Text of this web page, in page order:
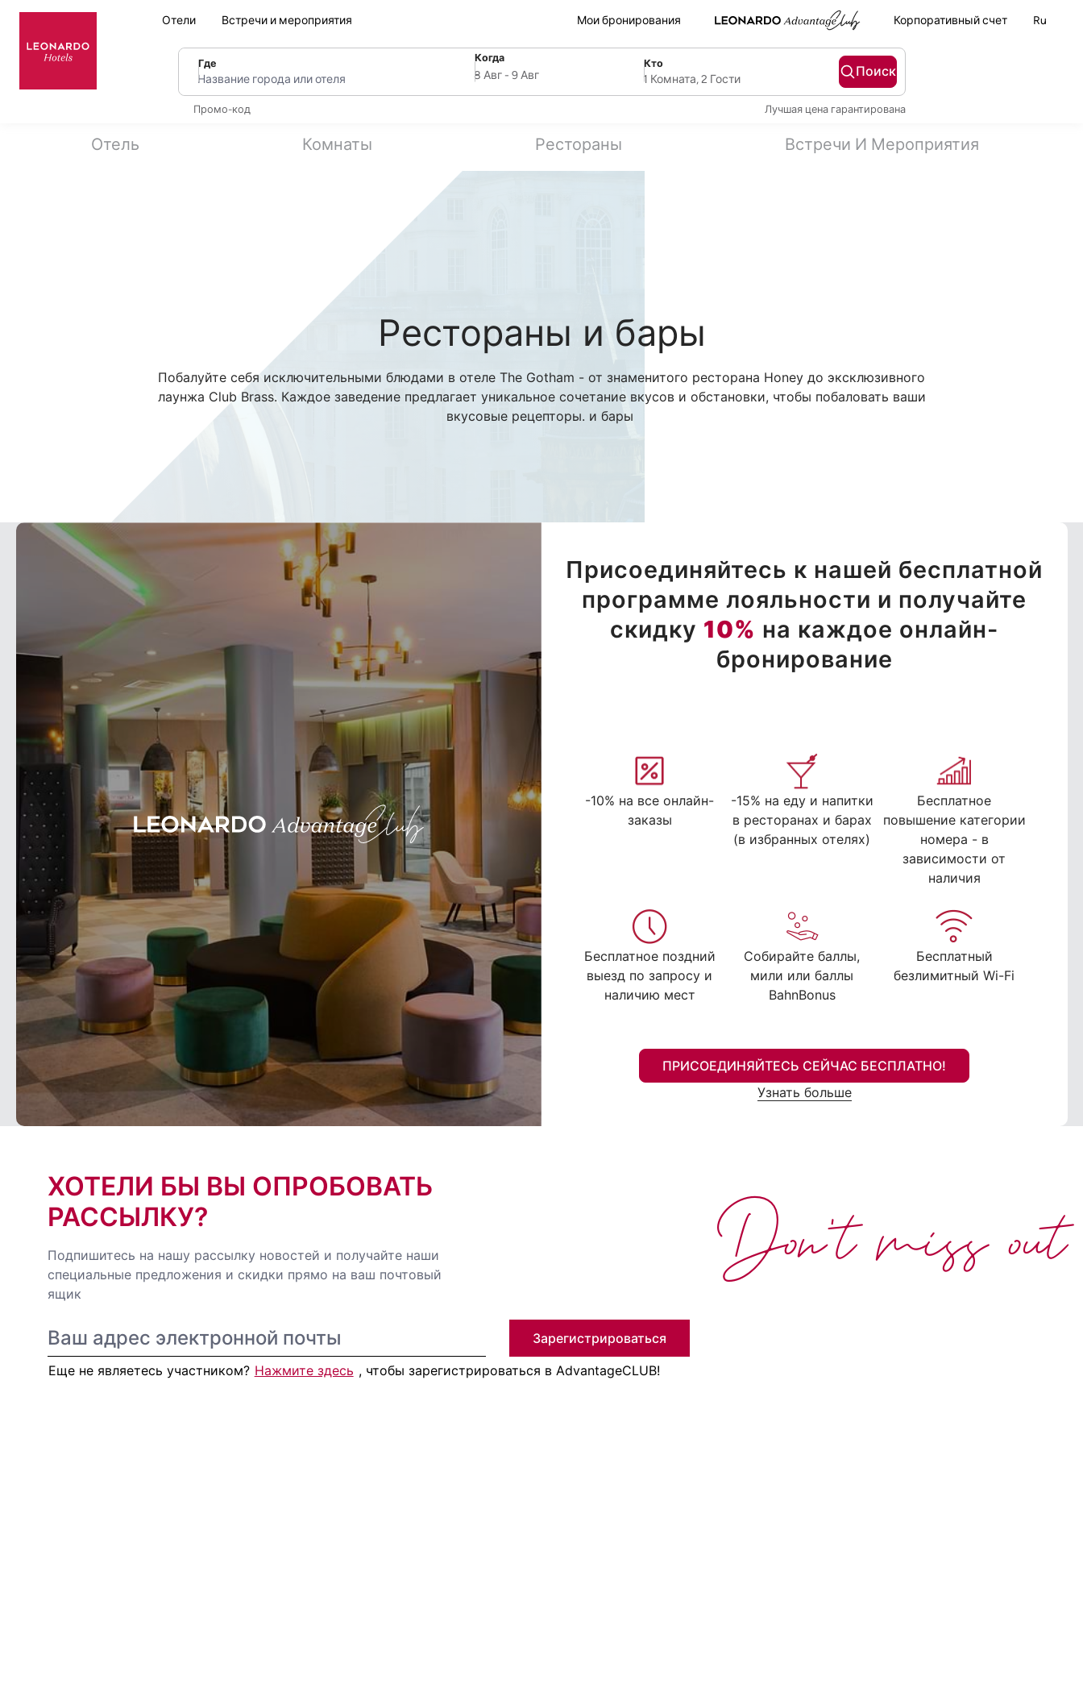
Отели Встречи и мероприятия Мои бронирования Корпоративный счет Ru
Где
Название города или отеля
Когда
SelectDate
8 Авг- 9 Авг
Кто
Username
1 Комната, 2 Гости
Поиск
Промо-код Лучшая цена гарантирована
Отель Комнаты Рестораны Встречи И Мероприятия
Рестораны и бары
Побалуйте себя исключительными блюдами в отеле The Gotham - от знаменитого ресторана Honey до эксклюзивного
лаунжа Club Brass. Каждое заведение предлагает уникальное сочетание вкусов и обстановки, чтобы побаловать ваши
вкусовые рецепторы. и бары
Присоединяйтесь к нашей бесплатной
программе лояльности и получайте
скидку 10% на каждое онлайн-
бронирование
-10% на все онлайн-
заказы
-15% на еду и напитки
в ресторанах и барах
(в избранных отелях)
Бесплатное
повышение категории
номера - в
зависимости от
наличия
Бесплатное поздний
выезд по запросу и
наличию мест
Собирайте баллы,
мили или баллы
BahnBonus
Бесплатный
безлимитный Wi-Fi
ПРИСОЕДИНЯЙТЕСЬ СЕЙЧАС БЕСПЛАТНО!
Узнать больше
ХОТЕЛИ БЫ ВЫ ОПРОБОВАТЬ
РАССЫЛКУ?
Подпишитесь на нашу рассылку новостей и получайте наши
специальные предложения и скидки прямо на ваш почтовый
ящик
Зарегистрироваться
Еще не являетесь участником? Нажмите здесь , чтобы зарегистрироваться в AdvantageCLUB!
Don't miss out